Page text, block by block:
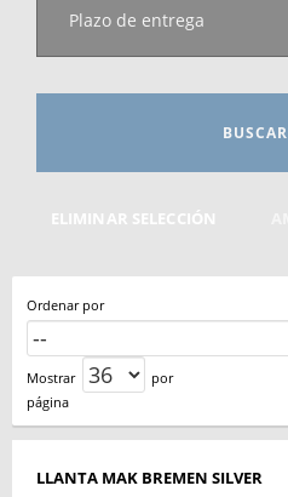
Plazo de entrega
BUSCAR
ELIMINAR SELECCIÓN
Ordenar por
Mostrar
por
página
LLANTA MAK BREMEN SILVER